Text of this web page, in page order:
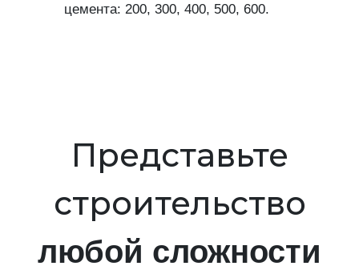
цемента: 200, 300, 400, 500, 600.
Представьте
строительство
любой сложности